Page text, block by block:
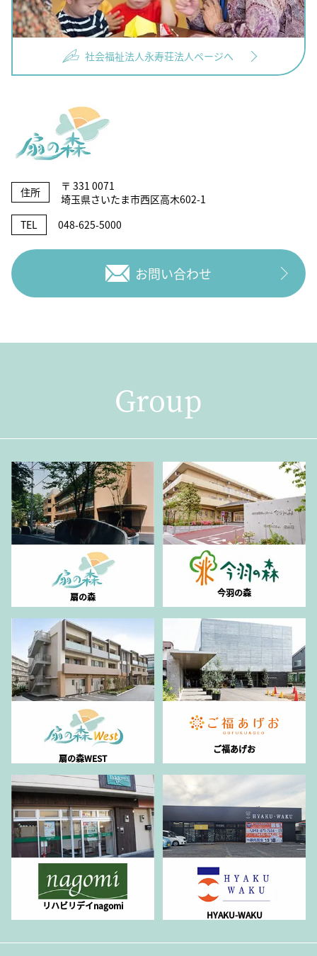
社会福祉法人永寿荘法人ページへ
住所
〒 331 0071
埼玉県さいたま市西区高木602-1
TEL
048-625-5000
お問い合わせ
Group
扇の森 今羽の森
扇の森WEST
ご福あげお
リハビリデイnagomi
HYAKU-WAKU